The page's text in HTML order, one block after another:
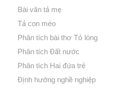
Bài văn tả mẹ
Tả con mèo
Phân tích bài thơ Tỏ lòng
Phân tích Đất nước
Phân tích Hai đứa trẻ
Định hướng nghề nghiệp